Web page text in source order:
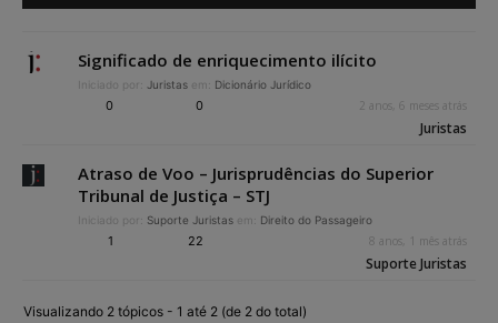
Significado de enriquecimento ilícito
Iniciado por: Juristas em: Dicionário Jurídico
0 0 2 anos, 6 meses atrás
Juristas
Atraso de Voo – Jurisprudências do Superior
Tribunal de Justiça – STJ
Iniciado por: Suporte Juristas em: Direito do Passageiro
1 22 8 anos, 1 mês atrás
Suporte Juristas
Visualizando 2 tópicos - 1 até 2 (de 2 do total)